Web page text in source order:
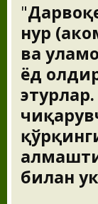
"
нур
ва
ёд
билан